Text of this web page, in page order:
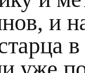
и